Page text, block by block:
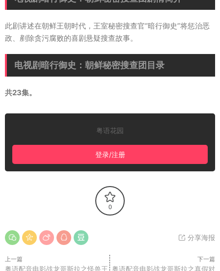
此剧讲述在朝鲜王朝时代，王室秘密搜查官“暗行御史”将惩治恶
政、剷除贪污腐败的喜剧悬疑搜查故事。
电视剧暗行御史：朝鲜秘密搜查团目录
共23集。
粤语花园
登录/注册
0
分享海报
上一篇
粤语配音电影战龙哥斯拉之怪兽王
下一篇
粤语配音电影战龙哥斯拉之真假对